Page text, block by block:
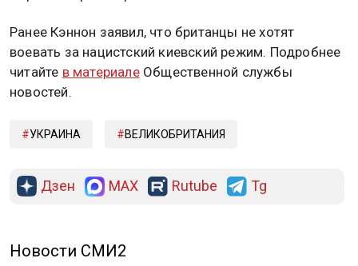
Ранее Кэннон заявил, что британцы не хотят
воевать за нацистский киевский режим. Подробнее
читайте в материалеОбщественной службы
новостей.
УКРАИНА ВЕЛИКОБРИТАНИЯ
Дзен MAX Rutube Tg
Новости СМИ2